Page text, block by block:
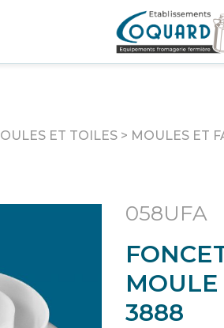
ET TOILES > MOULES ET
058UFA
3888